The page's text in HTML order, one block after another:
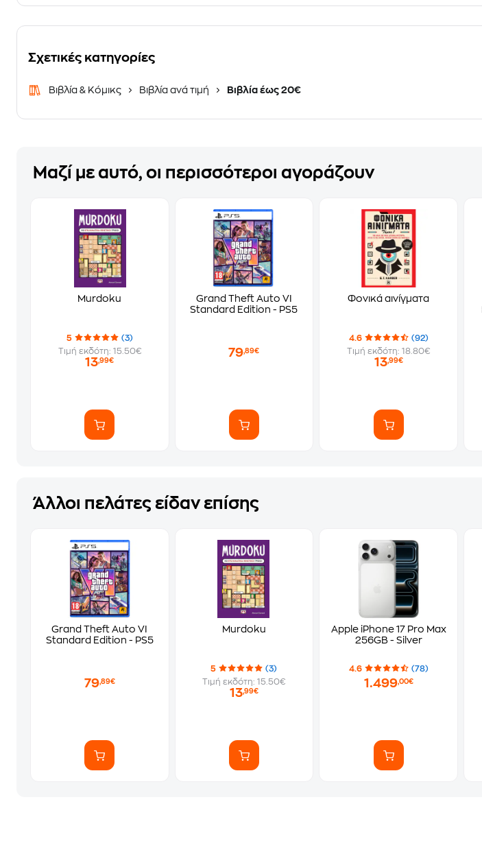
Σχετικές κατηγορίες
Βιβλία & Κόμικς Βιβλία ανά τιμή Βιβλία έως 20€
Μαζί με αυτό, οι περισσότεροι αγοράζουν
Murdoku
5
(3)
Τιμή εκδότη: 15.50€
13,99€
Grand Theft Auto VI
Standard Edition - PS5
79,89€
Φονικά αινίγματα
4.6
(92)
Τιμή εκδότη: 18.80€
13,99€
Άλλοι πελάτες είδαν επίσης
Grand Theft Auto VI
Standard Edition - PS5
79,89€
Murdoku
5
(3)
Τιμή εκδότη: 15.50€
13,99€
Apple iPhone 17 Pro Max
256GB - Silver
4.6 (78)
1.499,00€